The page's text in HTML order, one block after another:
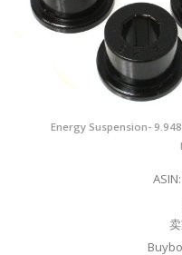
Energy Suspension-